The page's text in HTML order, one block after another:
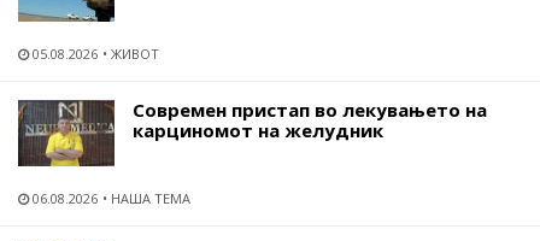
05.08.2026 ЖИВОТ
Современ пристап во лекувањето на
карциномот на желудник
06.08.2026 НАША ТЕМА